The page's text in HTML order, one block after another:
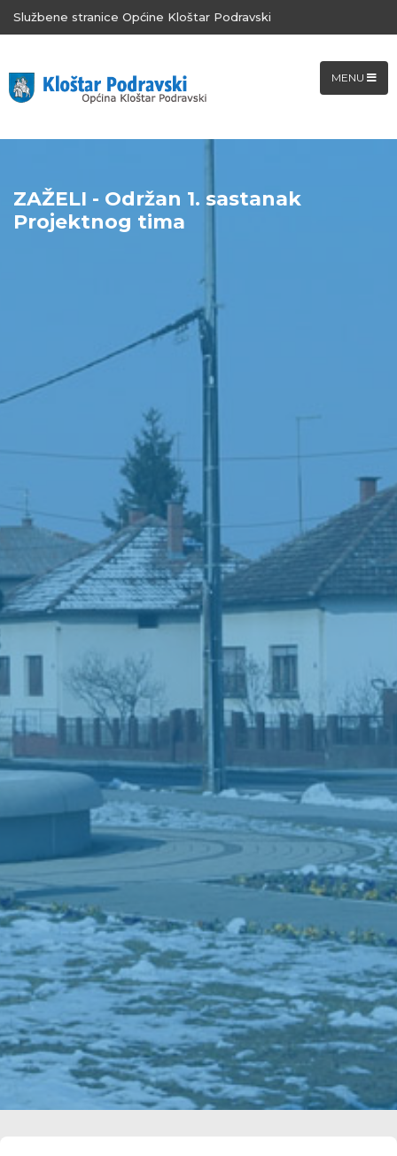
Službene stranice Općine Kloštar Podravski
MENU
ZAŽELI - Održan 1. sastanak
Projektnog tima